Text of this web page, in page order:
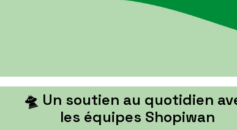
🛸 Un soutien au quotidien
les équipes Shopiwan